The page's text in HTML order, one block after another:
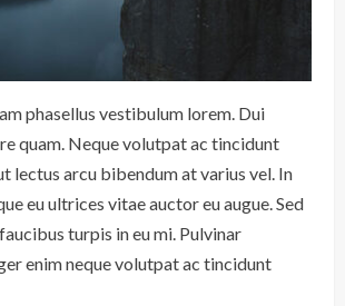
phasellus vestibulum lorem. Dui
quam. Neque volutpat ac tincidunt
lectus arcu bibendum at varius vel. In
eu ultrices vitae auctor eu augue. Sed
turpis in eu mi. Pulvinar
enim neque volutpat ac tincidunt